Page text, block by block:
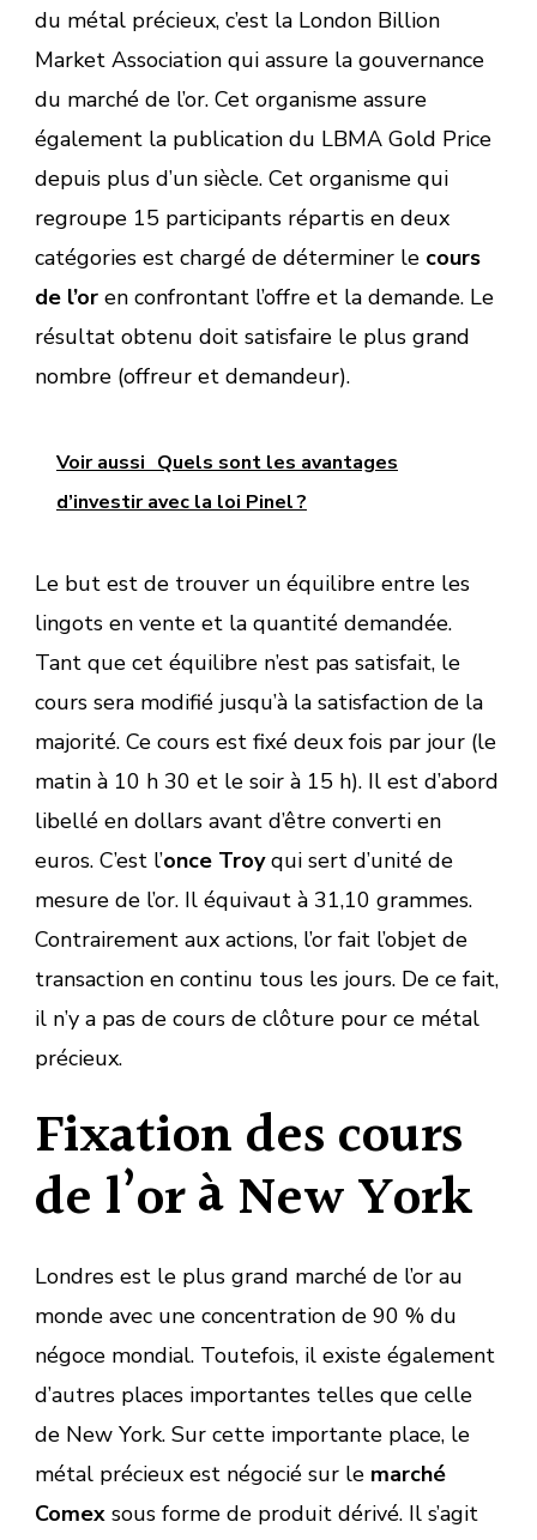
du métal précieux, c’est la London Billion
Market Association qui assure la gouvernance
du marché de l’or. Cet organisme assure
également la publication du LBMA Gold Price
depuis plus d’un siècle. Cet organisme qui
regroupe 15 participants répartis en deux
catégories est chargé de déterminer le cours
de l’or en confrontant l’offre et la demande. Le
résultat obtenu doit satisfaire le plus grand
nombre (offreur et demandeur).
Voir aussi Quels sont les avantages
d’investir avec la loi Pinel ?
Le but est de trouver un équilibre entre les
lingots en vente et la quantité demandée.
Tant que cet équilibre n’est pas satisfait, le
cours sera modifié jusqu’à la satisfaction de la
majorité. Ce cours est fixé deux fois par jour (le
matin à 10 h 30 et le soir à 15 h). Il est d’abord
libellé en dollars avant d’être converti en
euros. C’est l’once Troyqui sert d’unité de
mesure de l’or. Il équivaut à 31,10 grammes.
Contrairement aux actions, l’or fait l’objet de
transaction en continu tous les jours. De ce fait,
il n’y a pas de cours de clôture pour ce métal
précieux.
Fixation des cours
de l’or à New York
Londres est le plus grand marché de l’or au
monde avec une concentration de 90 % du
négoce mondial. Toutefois, il existe également
d’autres places importantes telles que celle
de New York. Sur cette importante place, le
métal précieux est négocié sur le marché
Comex sous forme de produit dérivé. Il s’agit